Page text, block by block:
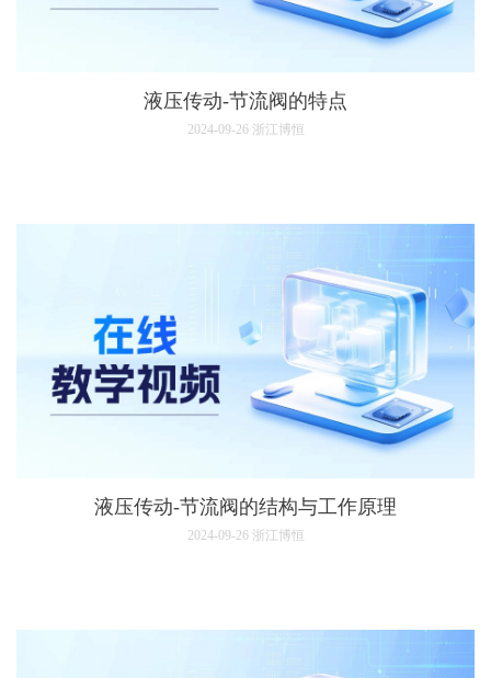
液压传动-节流阀的特点
2024-09-26 浙江博恒
液压传动-节流阀的结构与工作原理
2024-09-26 浙江博恒